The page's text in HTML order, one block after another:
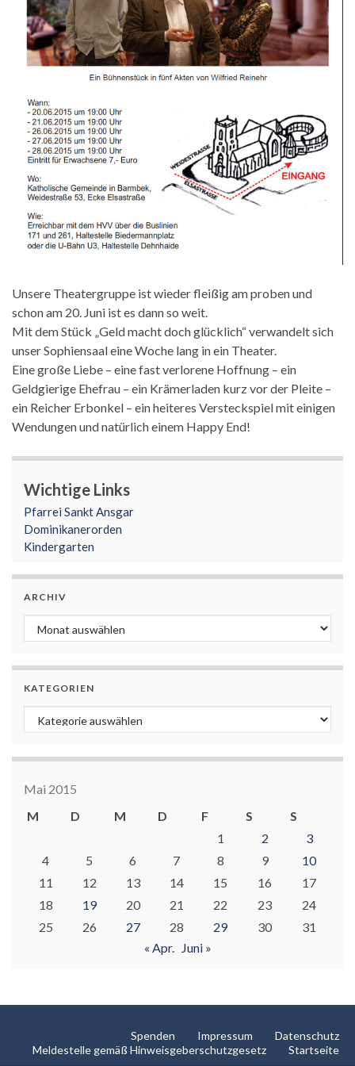
Unsere Theatergruppe ist wieder fleißig am proben und
schon am 20. Juni ist es dann so weit.
Mit dem Stück „Geld macht doch glücklich“ verwandelt sich
unser Sophiensaal eine Woche lang in ein Theater.
Eine große Liebe – eine fast verlorene Hoffnung – ein
Geldgierige Ehefrau – ein Krämerladen kurz vor der Pleite –
ein Reicher Erbonkel – ein heiteres Versteckspiel mit einigen
Wendungen und natürlich einem Happy End!
Wichtige Links
Pfarrei Sankt Ansgar
Dominikanerorden
Kindergarten
ARCHIV
Archiv
KATEGORIEN
Kategorien
Mai 2015
M
D M D F S
S
1
2
3
4
5 6 7 8 9
10
11
12 13 14 15 16
17
18
19 20 21 22 23
24
25
26 27 28 29 30
31
« Apr.
Juni »
Spenden Impressum
Datenschutz
Meldestelle gemäß Hinweisgeberschutzgesetz
Startseite